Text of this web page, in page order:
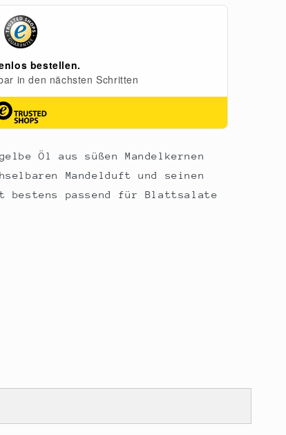
Öl aus süßen Mandelkernen
Mandelduft und seinen
bestens passend für Blattsalate